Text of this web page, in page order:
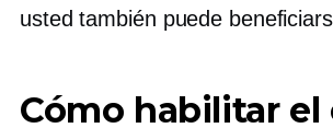
usted también puede
Cómo habilitar